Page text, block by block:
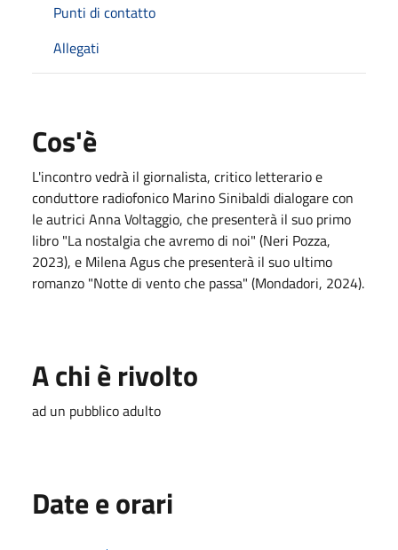
Punti di contatto
Allegati
Cos'è
L'incontro vedrà il giornalista, critico letterario e
conduttore radiofonico Marino Sinibaldi dialogare con
le autrici Anna Voltaggio, che presenterà il suo primo
libro "La nostalgia che avremo di noi" (Neri Pozza,
2023), e Milena Agus che presenterà il suo ultimo
romanzo "Notte di vento che passa" (Mondadori, 2024).
A chi è rivolto
ad un pubblico adulto
Date e orari